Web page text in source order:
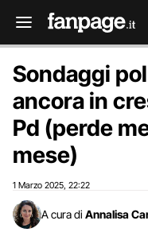
Sondaggi
ancora in
Pd (perde
mese)
1 Marzo 2025 22:22
A cura di Annalisa